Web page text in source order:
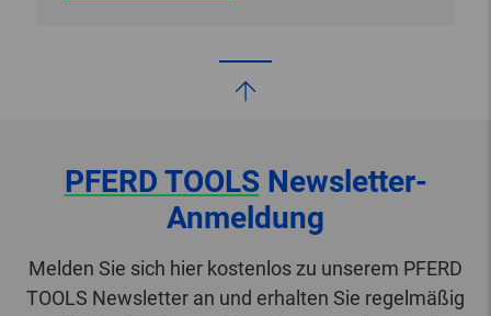
PFERD TOOLSNewsletter-
Anmeldung
Melden Sie sich hier kostenlos zu unserem PFERD
TOOLS Newsletter an und erhalten Sie regelmäßig